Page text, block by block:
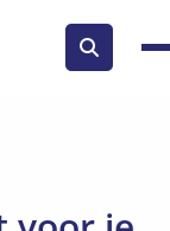
Zoek
knop